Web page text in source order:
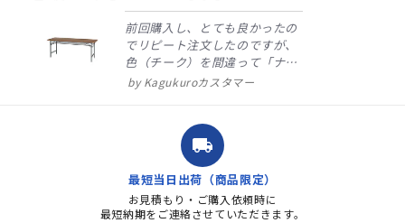
前回購入し、とても良かったの
でリピート注文したのですが、
色（チーク）を間違って「ナチ
ュラル」としてしまいました。
ました。商品到着も早く、品
質・使いやすさで満足していま
す。また、リピートするときは
よろしくお...
Kagukuroカスタマー
local_shipping
最短当日出荷（商品限定）
お見積もり・ご購入依頼時に
最短納期をご連絡させていただきます。